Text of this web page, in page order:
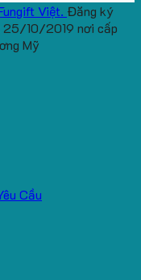
Việt. Đăng ký
25/10/2019 nơi cấp
Mỹ
Cầu